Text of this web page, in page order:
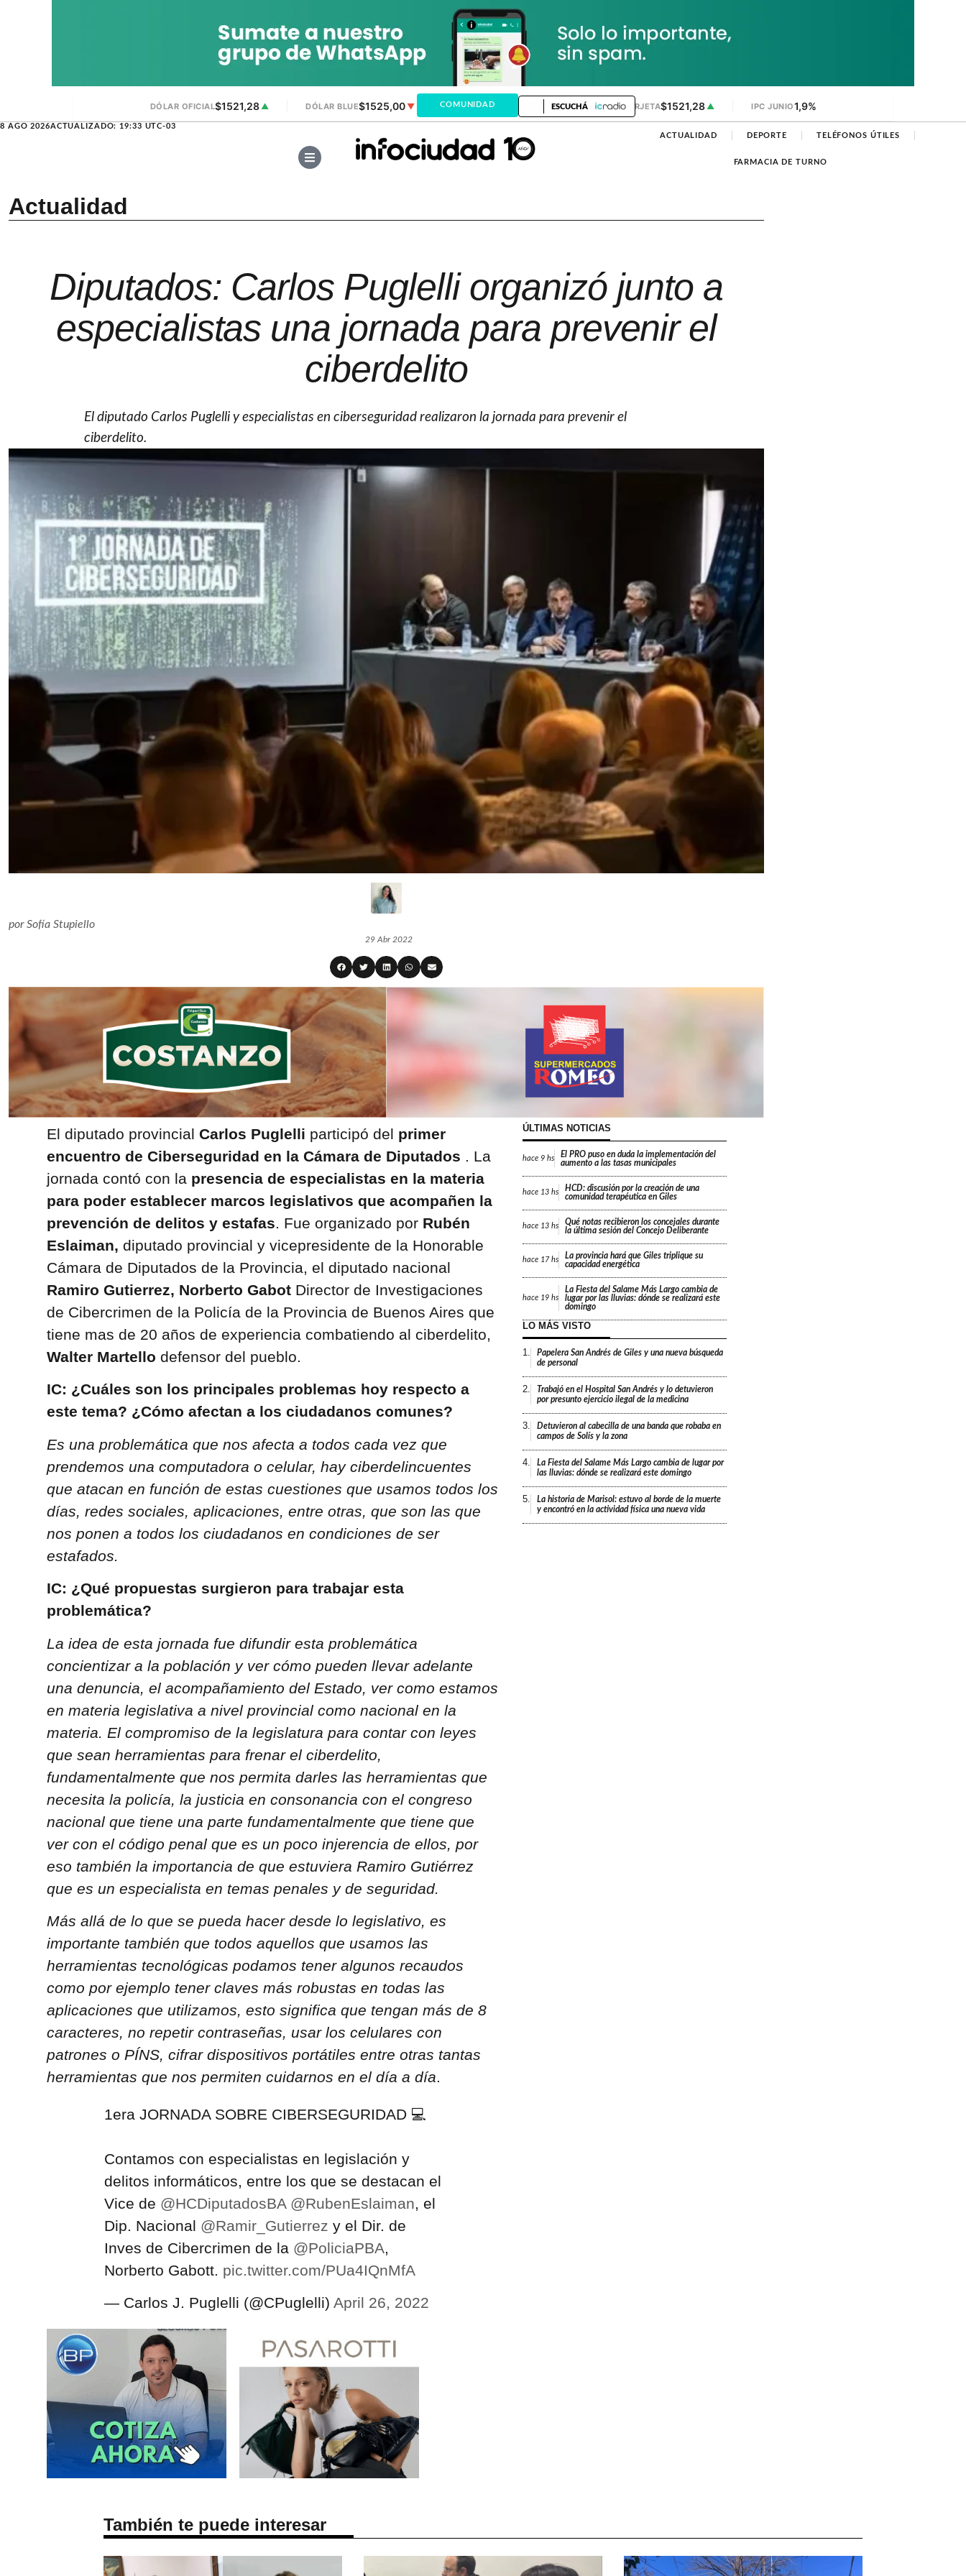
DÓLAR OFICIAL$1521,28 ▲ DÓLAR BLUE$1525,00▼ DÓLAR MEP ▲ DÓLAR TARJETA$1521,28 ▲ IPC JUNIO1,9%
8 AGO 2026ACTUALIZADO: 19:33 UTC-03
COMUNIDAD ESCUCHÁ
ACTUALIDAD DEPORTE TELÉFONOS ÚTILES
FARMACIA DE TURNO
Actualidad
Diputados: Carlos Puglelli organizó junto a
especialistas una jornada para prevenir el
ciberdelito
El diputado Carlos Puglelli y especialistas en ciberseguridad realizaron la jornada para prevenir el
ciberdelito.
porSofía Stupiello
29 Abr 2022
El diputado provincial Carlos Puglelli participó del primer
encuentro de Ciberseguridad en la Cámara de Diputados . La
jornada contó con lapresencia de especialistas en la materia
para poder establecer marcos legislativos que acompañen la
prevención de delitos y estafas. Fue organizado porRubén
Eslaiman, diputado provincial y vicepresidente de la Honorable
Cámara de Diputados de la Provincia, el diputado nacional
Ramiro Gutierrez, Norberto Gabot Director de Investigaciones
de Cibercrimen de la Policía de la Provincia de Buenos Aires que
tiene mas de 20 años de experiencia combatiendo al ciberdelito,
Walter Martello defensor del pueblo.
IC: ¿Cuáles son los principales problemas hoy respecto a
este tema? ¿Cómo afectan a los ciudadanos comunes?
Es una problemática que nos afecta a todos cada vez que
prendemos una computadora o celular, hay ciberdelincuentes
que atacan en función de estas cuestiones que usamos todos los
días, redes sociales, aplicaciones, entre otras, que son las que
nos ponen a todos los ciudadanos en condiciones de ser
estafados.
IC: ¿Qué propuestas surgieron para trabajar esta
problemática?
La idea de esta jornada fue difundir esta problemática
concientizar a la población y ver cómo pueden llevar adelante
una denuncia, el acompañamiento del Estado, ver como estamos
en materia legislativa a nivel provincial como nacional en la
materia. El compromiso de la legislatura para contar con leyes
que sean herramientas para frenar el ciberdelito,
fundamentalmente que nos permita darles las herramientas que
necesita la policía, la justicia en consonancia con el congreso
nacional que tiene una parte fundamentalmente que tiene que
ver con el código penal que es un poco injerencia de ellos, por
eso también la importancia de que estuviera Ramiro Gutiérrez
que es un especialista en temas penales y de seguridad.
Más allá de lo que se pueda hacer desde lo legislativo, es
importante también que todos aquellos que usamos las
herramientas tecnológicas podamos tener algunos recaudos
como por ejemplo tener claves más robustas en todas las
aplicaciones que utilizamos, esto significa que tengan más de 8
caracteres, no repetir contraseñas, usar los celulares con
patrones o PÍNS, cifrar dispositivos portátiles entre otras tantas
herramientas que nos permiten cuidarnos en el día a día.
1era JORNADA SOBRE CIBERSEGURIDAD 💻
Contamos con especialistas en legislación y
delitos informáticos, entre los que se destacan el
Vice de @HCDiputadosBA @RubenEslaiman, el
Dip. Nacional @Ramir_Gutierrez y el Dir. de
Inves de Cibercrimen de la @PoliciaPBA,
Norberto Gabott. pic.twitter.com/PUa4IQnMfA
— Carlos J. Puglelli (@CPuglelli) April 26, 2022
ÚLTIMAS NOTICIAS
hace 9 hs
El PRO puso en duda la implementación del
aumento a las tasas municipales
hace 13 hs
HCD: discusión por la creación de una
comunidad terapéutica en Giles
hace 13 hs
Qué notas recibieron los concejales durante
la última sesión del Concejo Deliberante
hace 17 hs
La provincia hará que Giles triplique su
capacidad energética
hace 19 hs
La Fiesta del Salame Más Largo cambia de
lugar por las lluvias: dónde se realizará este
domingo
LO MÁS VISTO
1.
Papelera San Andrés de Giles y una nueva búsqueda
de personal
2.
Trabajó en el Hospital San Andrés y lo detuvieron
por presunto ejercicio ilegal de la medicina
3.
Detuvieron al cabecilla de una banda que robaba en
campos de Solís y la zona
4.
La Fiesta del Salame Más Largo cambia de lugar por
las lluvias: dónde se realizará este domingo
5.
La historia de Marisol: estuvo al borde de la muerte
y encontró en la actividad física una nueva vida
También te puede interesar